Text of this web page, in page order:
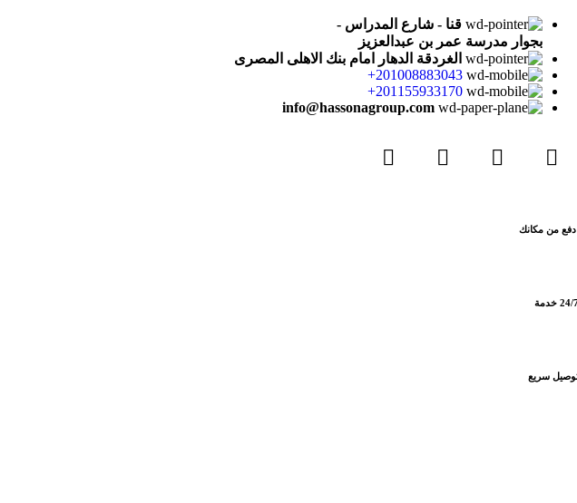
قنا - شارع المدراس -
بجوار مدرسة عمر بن عبدالعزيز
الغردقة الدهار امام بنك الاهلى المصرى
201008883043+
201155933170+
info@hassonagroup.com
من مكانك
7 خدمة
سريع